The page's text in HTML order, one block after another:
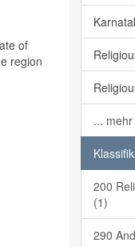
of
region
... mehr
200
(1)
290